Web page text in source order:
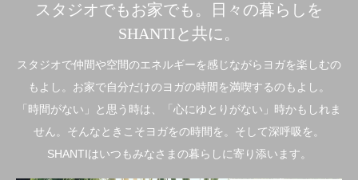
スタジオでもお家でも。日々の暮らしを
SHANTIと共に。
スタジオで仲間や空間のエネルギーを感じながらヨガを楽しむの
もよし。お家で自分だけのヨガの時間を満喫するのもよし。
「時間がない」と思う時は、「心にゆとりがない」時かもしれま
せん。そんなときこそヨガをの時間を。そして深呼吸を。
SHANTIはいつもみなさまの暮らしに寄り添います。